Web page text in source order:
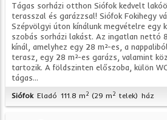
Tágas sorházi otthon Siófok kedvelt
terasszal és garázzsal! Siófok Fokihegy
Szépvölgyi úton kínálunk megvételre egy
szobás sorházi lakást. Az ingatlan nettó
kínál, amelyhez egy 28 m²-es, a
terasz, egy 28 m²-es garázs, valamint
tartozik. A földszinten előszoba, külön
tágas...
Siófok Eladó 111.8 m2 (29 m2 telek) ház